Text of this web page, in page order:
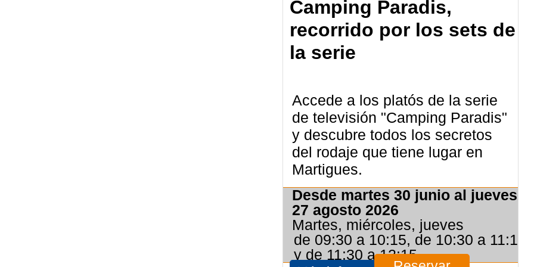
Camping Paradis,
recorrido por los sets de
la serie
Accede a los platós de la serie
de televisión "Camping Paradis"
y descubre todos los secretos
del rodaje que tiene lugar en
Martigues.
Desde martes 30 junio al jueves
27 agosto 2026
Martes, miércoles, jueves
de 09:30 a 10:15, de 10:30 a 11:15
y de 11:30 a 12:15